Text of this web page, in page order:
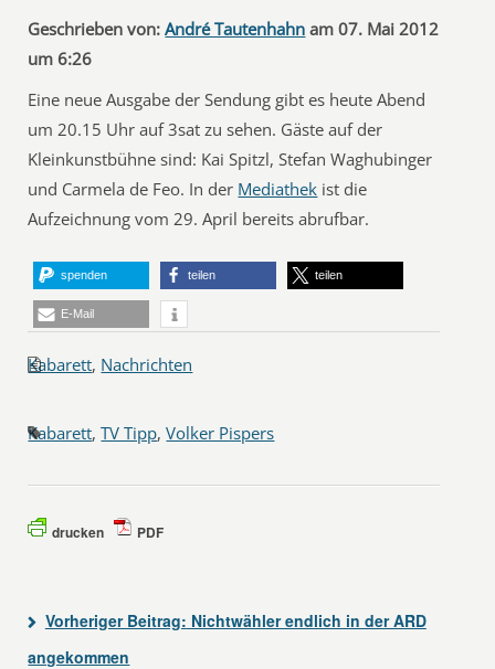
Geschrieben von: André Tautenhahn am 07. Mai 2012
um 6:26
Eine neue Ausgabe der Sendung gibt es heute Abend
um 20.15 Uhr auf 3sat zu sehen. Gäste auf der
Kleinkunstbühne sind: Kai Spitzl, Stefan Waghubinger
und Carmela de Feo. In der Mediathek ist die
Aufzeichnung vom 29. April bereits abrufbar.
spenden teilen teilen
E-Mail
Kabarett, Nachrichten
Kabarett,TV Tipp,Volker Pispers
drucken PDF
Vorheriger Beitrag: Nichtwähler endlich in der ARD
angekommen